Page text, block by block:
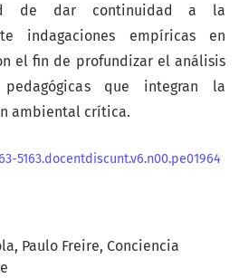
Paulo Freire Conciencia
de dar continuidad a la
indagaciones empíricas en
el fin de profundizar el análisis
que integran la
ambiental crítica.
5163.docentdiscunt.v6.n00.pe01964